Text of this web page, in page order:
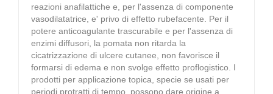
reazioni anafilattiche e, per l'assenza di componente
vasodilatatrice, e' privo di effetto rubefacente. Per il
potere anticoagulante trascurabile e per l'assenza di
enzimi diffusori, la pomata non ritarda la
cicatrizzazione di ulcere cutanee, non favorisce il
formarsi di edema e non svolge effetto proflogistico. I
prodotti per applicazione topica, specie se usati per
periodi protratti di tempo, possono dare origine a